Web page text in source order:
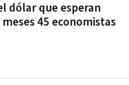
dólar que esperan
45 economistas